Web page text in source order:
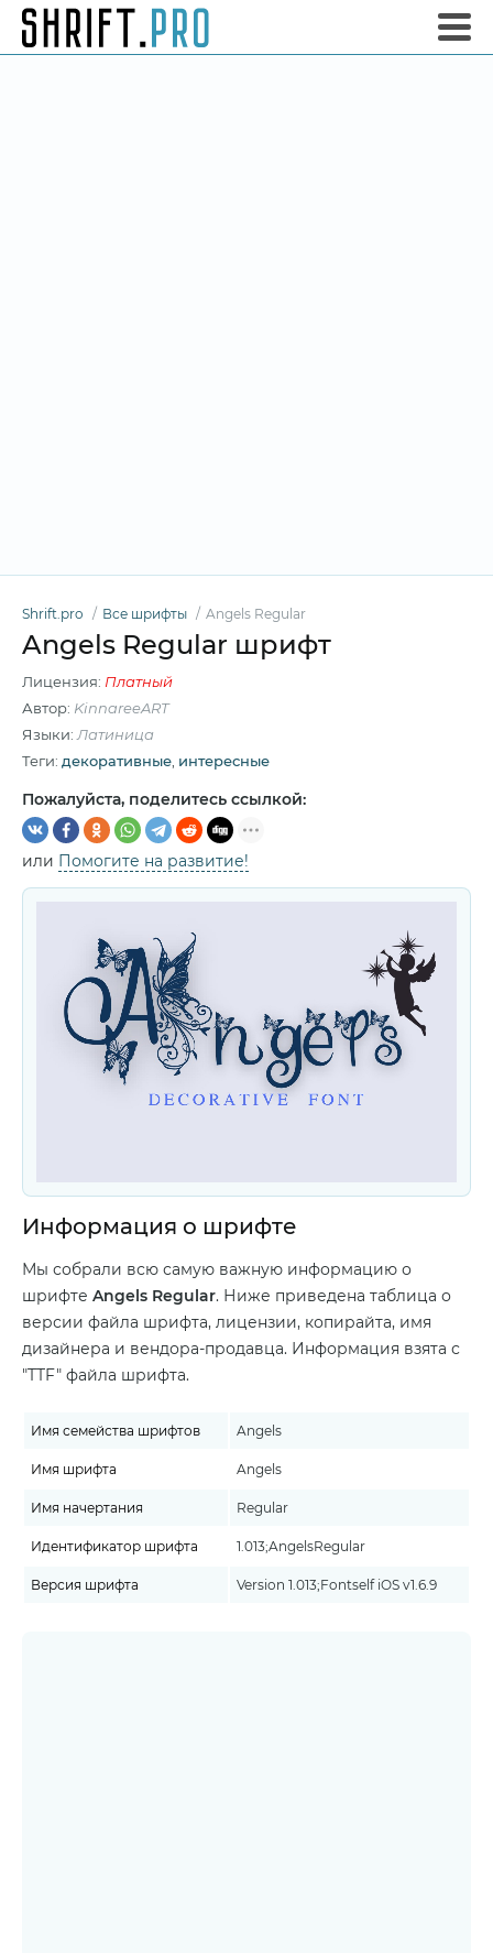
Shrift.pro Все шрифты Angels Regular
Angels Regular шрифт
Лицензия: Платный
Автор: KinnareeART
Языки: Латиница
Теги: декоративные интересные
Пожалуйста, поделитесь ссылкой:
или Помогите на развитие!
Информация о шрифте
Мы собрали всю самую важную информацию о
шрифте Angels Regular. Ниже приведена таблица о
версии файла шрифта, лицензии, копирайта, имя
дизайнера и вендора-продавца. Информация взята с
"TTF" файла шрифта.
Имя семейства шрифтов Angels
Имя шрифта Angels
Имя начертания Regular
Идентификатор шрифта 1.013;AngelsRegular
Версия шрифта Version 1.013;Fontself iOS v1.6.9